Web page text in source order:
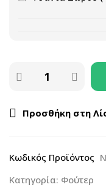
Προσθήκη στη
Κωδικός Προϊόντος
Κατηγορία: Φούτερ